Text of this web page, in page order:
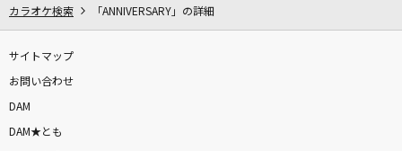
カラオケ検索 「ANNIVERSARY」の詳細
サイトマップ
お問い合わせ
DAM
DAM★とも